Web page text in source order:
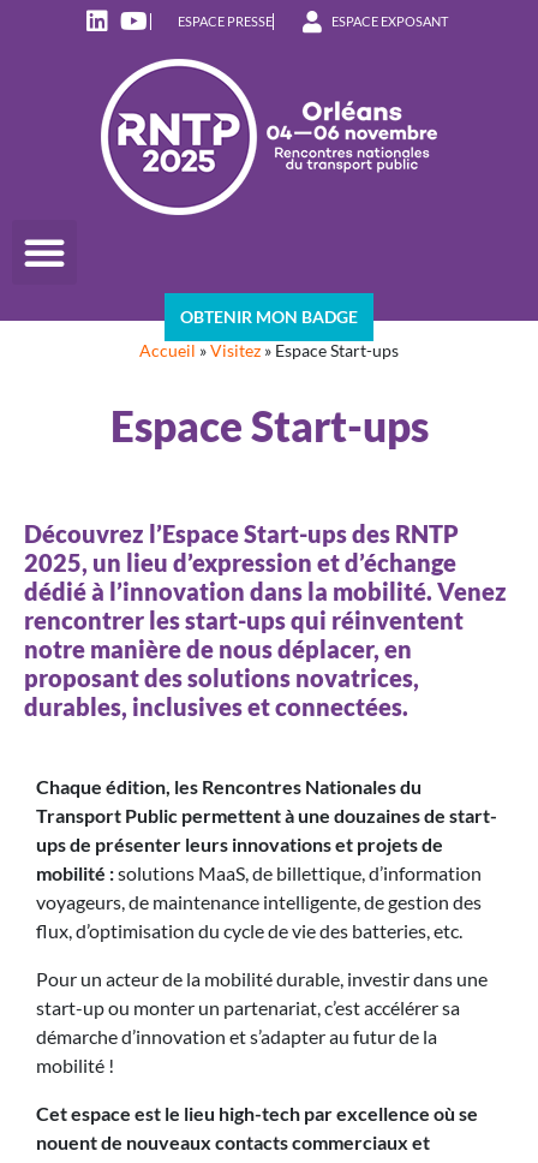
ESPACE PRESSE ESPACE EXPOSANT
OBTENIR MON BADGE
Accueil »Visitez » Espace Start-ups
Espace Start-ups
Découvrez l’Espace Start-ups des RNTP
2025, un lieu d’expression et d’échange
dédié à l’innovation dans la mobilité. Venez
rencontrer les start-ups qui réinventent
notre manière de nous déplacer, en
proposant des solutions novatrices,
durables, inclusives et connectées.
Chaque édition, les Rencontres Nationales du
Transport Public permettent à une douzaines de start-
ups de présenter leurs innovations et projets de
mobilité :solutions MaaS, de billettique, d’information
voyageurs, de maintenance intelligente, de gestion des
flux, d’optimisation du cycle de vie des batteries, etc.
Pour un acteur de la mobilité durable, investir dans une
start-up ou monter un partenariat, c’est accélérer sa
démarche d’innovation et s’adapter au futur de la
mobilité !
Cet espace est le lieu high-tech par excellence où se
nouent de nouveaux contacts commerciaux et